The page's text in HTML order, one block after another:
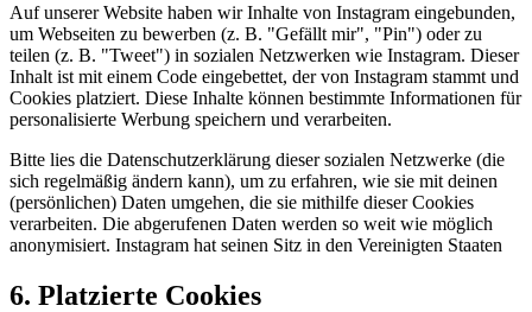
Auf unserer Website haben wir Inhalte von Instagram eingebunden,
um Webseiten zu bewerben (z. B. "Gefällt mir", "Pin") oder zu
teilen (z. B. "Tweet") in sozialen Netzwerken wie Instagram. Dieser
Inhalt ist mit einem Code eingebettet, der von Instagram stammt und
Cookies platziert. Diese Inhalte können bestimmte Informationen für
personalisierte Werbung speichern und verarbeiten.
Bitte lies die Datenschutzerklärung dieser sozialen Netzwerke (die
sich regelmäßig ändern kann), um zu erfahren, wie sie mit deinen
(persönlichen) Daten umgehen, die sie mithilfe dieser Cookies
verarbeiten. Die abgerufenen Daten werden so weit wie möglich
anonymisiert. Instagram hat seinen Sitz in den Vereinigten Staaten
6. Platzierte Cookies